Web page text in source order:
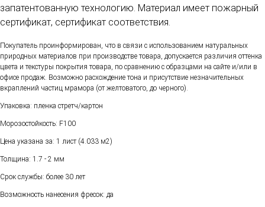
запатентованную технологию. Материал имеет пожарный
сертификат, сертификат соответствия.
Покупатель проинформирован, что в связи с использованием натуральных
природных материалов при производстве товара, допускается различия оттенка
цвета и текстуры покрытия товара, по сравнению с образцами на сайте и/или в
офисе продаж. Возможно расхождение тона и присутствие незначительных
вкраплений частиц мрамора (от желтоватого, до черного).
Упаковка: пленка стретч/картон
Морозостойкость: F100
Цена указана за: 1 лист (4.033 м2)
Толщина: 1.7 - 2 мм
Срок службы: более 30 лет
Возможность нанесения фресок: да